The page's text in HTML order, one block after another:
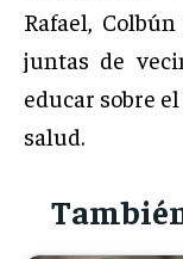
Rafael,
juntas de
educar sobre
salud.